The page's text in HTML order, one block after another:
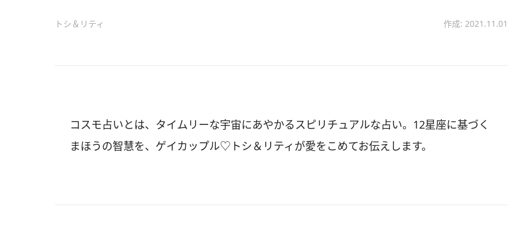
トシ＆リティ 作成: 2021.11.01
コスモ占いとは、タイムリーな宇宙にあやかるスピリチュアルな占い。12星座に基づく
まほうの智慧を、ゲイカップル♡トシ＆リティが愛をこめてお伝えします。